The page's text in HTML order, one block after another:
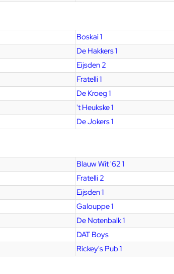
Boskai 1
De Hakkers 1
Eijsden 2
Fratelli 1
De Kroeg 1
't Heukske 1
De Jokers 1
Blauw Wit '62 1
Fratelli 2
Eijsden 1
Galouppe 1
De Notenbalk 1
DAT Boys
Rickey's Pub 1